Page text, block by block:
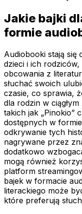
Jakie bajki
formie
Audiobooki stają
dzieci i ich
obcowania z
słuchać swoich
czasie, co sprawia,
dla rodzin w
takich jak „Pinokio”
dostępnych w
odkrywanie tych
nagrywane przez
dodatkowo
mogą również
platform
bajek w formacie
literackiego może
które preferują